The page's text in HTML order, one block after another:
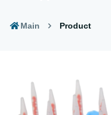
Main Product